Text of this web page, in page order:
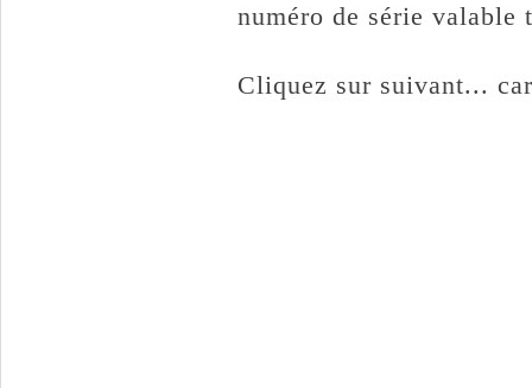
numéro de série valable
Cliquez sur suivant...